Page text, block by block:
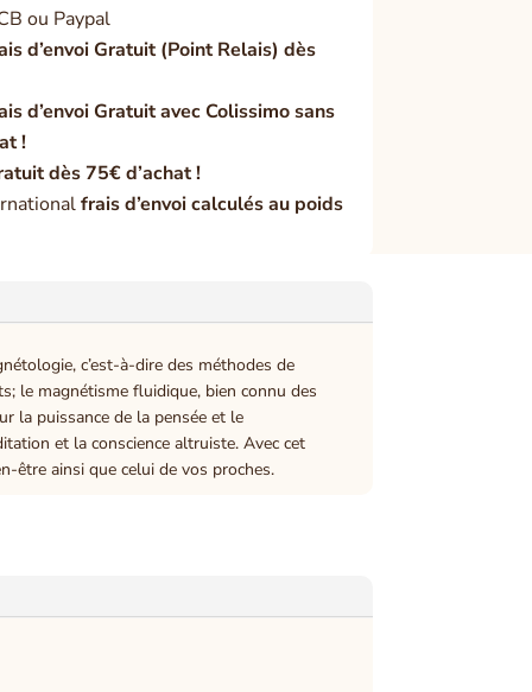
ou Paypal
d’envoi Gratuit (Point Relais) dès
d’envoi Gratuit avec Colissimo sans
!
dès 75€ d’achat !
frais d’envoi calculés au poids
c’est-à-dire des méthodes de
le magnétisme fluidique, bien connu des
la puissance de la pensée et le
et la conscience altruiste. Avec cet
être ainsi que celui de vos proches.